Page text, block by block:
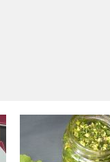
Dodaj do